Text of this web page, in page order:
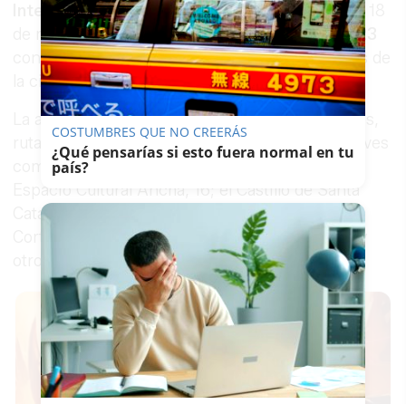
Internacional de los Museos, que se celebra el 18
de mayo, y que se extenderáhasta el sábado 23
con actividades en distintos espacios culturales de
la ciudad.
La agenda incluye visitas guiadas a exposiciones,
rutas, mesas redondas y espectáculos en enclaves
como el Espacio de Cultura Contemporánea, el
Espacio Cultural Ancha, 16; el Castillo de Santa
Catalina; el
; el Museo de las
Monumento de la Puerta de Tierray
otros espacios abiertos de Cádiz.
COSTUMBRES QUE NO CREERÁS
¿Qué pensarías si esto fuera normal en tu
país?